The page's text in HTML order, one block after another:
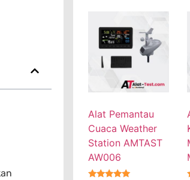
Alat Pemantau
Cuaca Weather
Station AMTAST
AW006